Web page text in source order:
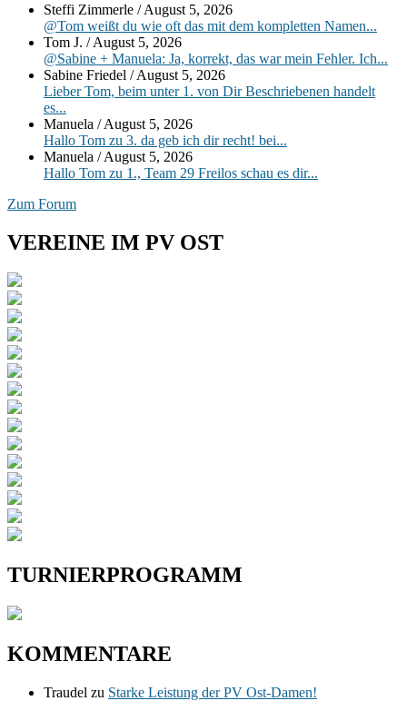
Widgetbereich
Steffi Zimmerle /August 5, 2026
@Tom weißt du wie oft das mit dem kompletten Namen...
Tom J. /August 5, 2026
@Sabine + Manuela: Ja, korrekt, das war mein Fehler. Ich...
Sabine Friedel /August 5, 2026
Lieber Tom, beim unter 1. von Dir Beschriebenen handelt
es...
Manuela /August 5, 2026
Hallo Tom zu 3. da geb ich dir recht! bei...
Manuela /August 5, 2026
Hallo Tom zu 1., Team 29 Freilos schau es dir...
Zum Forum
VEREINE IM PV OST
TURNIERPROGRAMM
KOMMENTARE
Traudel zu Starke Leistung der PV Ost-Damen!